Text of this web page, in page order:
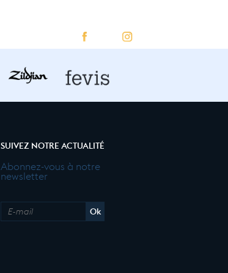
SUIVEZ NOTRE ACTUALITÉ
Abonnez-vous à notre
newsletter